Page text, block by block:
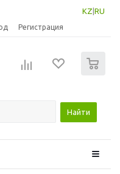
KZ RU
Регистрация
Найти